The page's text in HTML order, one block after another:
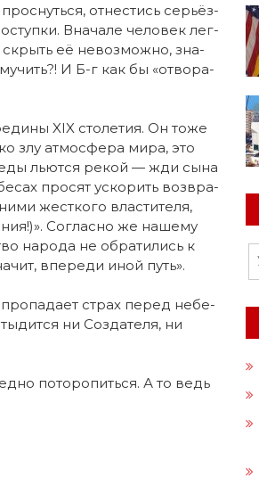
от­нес­тись се­рьё­з­
Вна­ча­ле че­ло­век лег­
её не­воз­мож­но, зна­
И Б-г как бы «от­во­ра­
XIX сто­ле­тия. Он то­же
злу ат­мос­фе­ра ми­ра, это
льют­ся ре­кой — жди сы­на
про­сят уско­рить воз­вра­
жес­т­ко­го влас­ти­те­ля,
Со­глас­но же на­ше­му
на­ро­да не об­ра­ти­лись к
впе­ре­ди иной путь».
страх пе­ред не­бе­
ни Соз­да­те­ля, ни
по­то­ро­пить­ся. А то ведь